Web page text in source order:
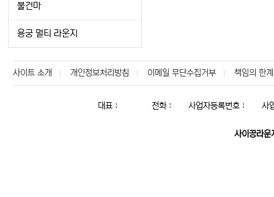
불건마
용궁 멀티 라운지
사이트 소개 개인정보처리방침 이메일 무단수집거부 책임의 한
대표 : 전화 : 사업자등록번호 : 사
사이공라